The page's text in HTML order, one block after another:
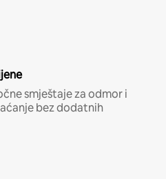
smještaje za odmor i
bez dodatnih